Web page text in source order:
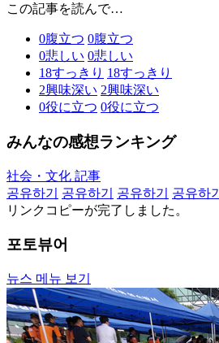
この記事を読んで…
0腹立つ 0腹立つ
0悲しい 0悲しい
18すっきり 18すっきり
2興味深い 2興味深い
0役に立つ 0役に立つ
みんなの感想ランキング
社会・文化 記事
공유하기
공유하기 공유하기 공유하기
リンクコピーが完了しました。
포토뷰어
뉴스 메뉴 보기